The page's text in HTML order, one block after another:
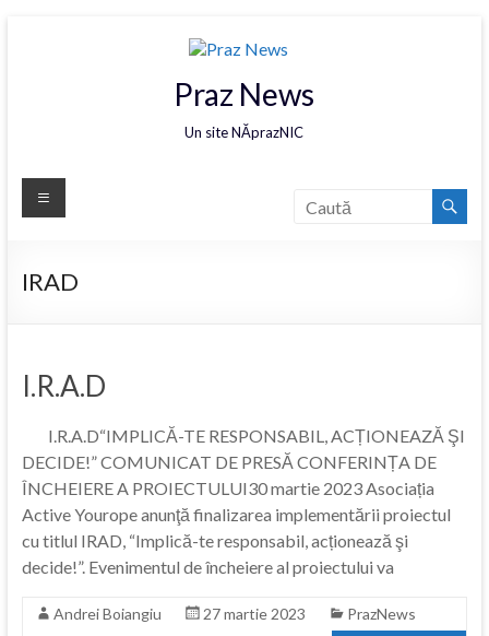
Praz News
Un site NĂprazNIC
IRAD
I.R.A.D
I.R.A.D“IMPLICĂ-TE RESPONSABIL, ACȚIONEAZĂ ŞI
DECIDE!” COMUNICAT DE PRESĂ CONFERINȚA DE
ÎNCHEIERE A PROIECTULUI30 martie 2023 Asociația
Active Yourope anunţă finalizarea implementării proiectul
cu titlul IRAD, “Implică-te responsabil, acționează şi
decide!”. Evenimentul de încheiere al proiectului va
Andrei Boiangiu 27 martie 2023
PrazNews